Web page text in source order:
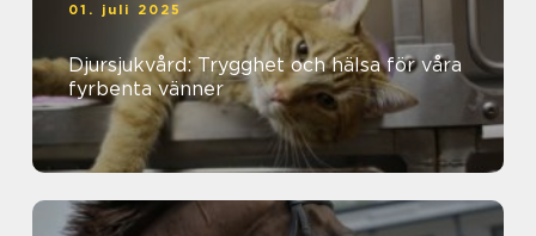
01. juli 2025
Djursjukvård: Trygghet och hälsa för våra
fyrbenta vänner